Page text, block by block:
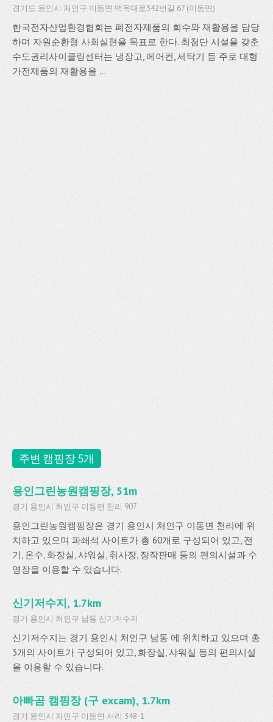
경기도 용인시 처인구 이동면 백옥대로342번길 67 (이동면)
한국전자산업환경협회는 폐전자제품의 회수와 재활용을 담당
하며 자원순환형 사회실현을 목표로 한다. 최첨단 시설을 갖춘
수도권리사이클링센터는 냉장고, 에어컨, 세탁기 등 주로 대형
가전제품의 재활용을 ...
주변 캠핑장 5개
용인그린농원캠핑장, 51m
경기 용인시 처인구 이동면 천리 907
용인그린농원캠핑장은 경기 용인시 처인구 이동면 천리에 위
치하고 있으며 파쇄석 사이트가 총 60개로 구성되어 있고, 전
기, 온수, 화장실, 샤워실, 취사장, 장작판매 등의 편의시설과 수
영장을 이용할 수 있습니다.
신기저수지, 1.7km
경기 용인시 처인구 남동 신기저수지
신기저수지는 경기 용인시 처인구 남동 에 위치하고 있으며 총
3개의 사이트가 구성되어 있고, 화장실, 샤워실 등의 편의시설
을 이용할 수 있습니다.
아빠곰 캠핑장 (구 excam), 1.7km
경기 용인시 처인구 이동면 서리 348-1